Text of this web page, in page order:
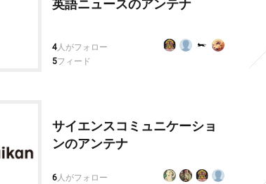
英語ニュースのアンテナ
4人がフォロー
5フィード
サイエンスコミュニケーショ
ンのアンテナ
6人がフォロー